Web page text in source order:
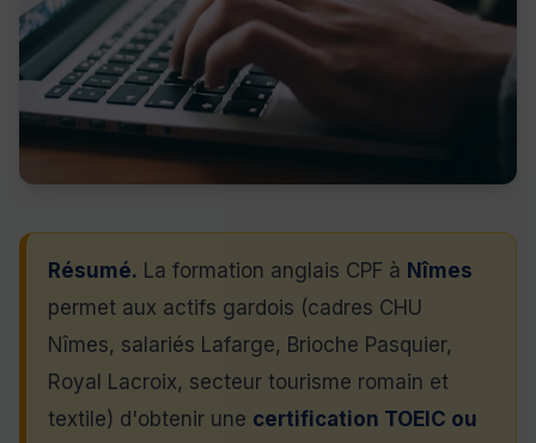
Résumé. La formation anglais CPF à Nîmes
permet aux actifs gardois (cadres CHU
Nîmes, salariés Lafarge, Brioche Pasquier,
Royal Lacroix, secteur tourisme romain et
textile) d'obtenir une certification TOEIC ou